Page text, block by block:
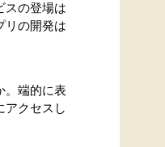
スの登場は
リの開発は
。端的に表
アクセスし